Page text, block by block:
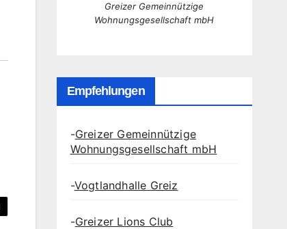
Greizer Gemeinnützige
Wohnungsgesellschaft mbH
Empfehlungen
-Greizer Gemeinnützige
Wohnungsgesellschaft mbH
-Vogtlandhalle Greiz
-Greizer Lions Club